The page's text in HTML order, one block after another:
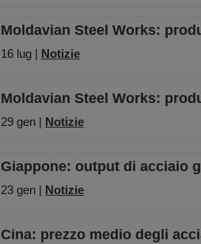
Moldavian Steel Works:
16 lug | Notizie
Moldavian Steel Works:
29 gen | Notizie
Giappone: output di acciaio
23 gen | Notizie
Cina: prezzo medio degli